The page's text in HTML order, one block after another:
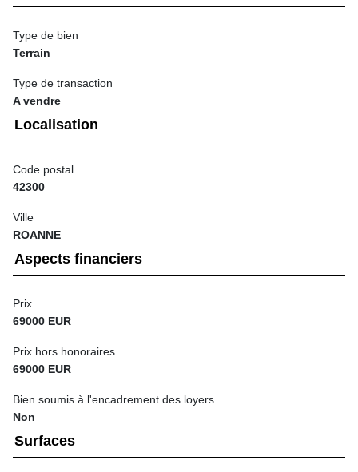
Type de bien
Terrain
Type de transaction
A vendre
Localisation
Code postal
42300
Ville
ROANNE
Aspects financiers
Prix
69000 EUR
Prix hors honoraires
69000 EUR
Bien soumis à l'encadrement des loyers
Non
Surfaces